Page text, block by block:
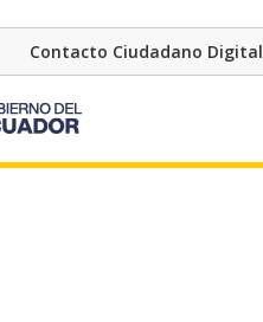
Contacto Ciudadano Digital